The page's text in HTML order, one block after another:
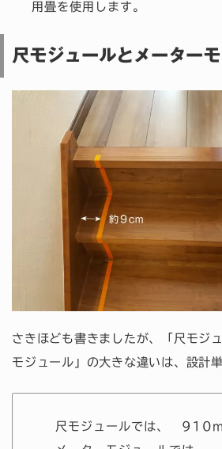
用畳を使用します。
尺モジュールとメーター
さきほども書きましたが、「尺モジ
モジュール」の大きな違いは、設計
尺モジュールでは、